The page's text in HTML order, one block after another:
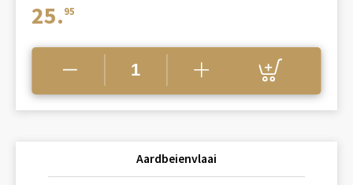
25. 95
Aardbeienvlaai